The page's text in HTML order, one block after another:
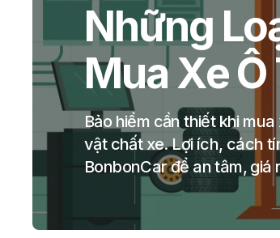
Những
Mua Xe
Bảo hiểm cần thiết khi
vật chất xe. Lợi ích, cách
BonbonCar để an tâm, giá